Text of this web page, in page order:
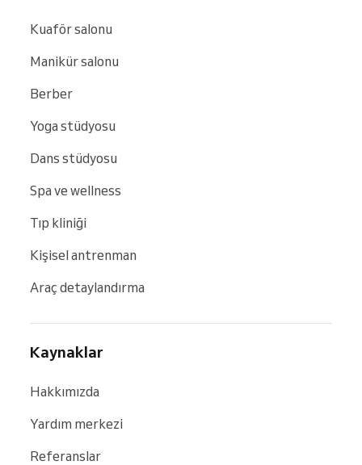
Kuaför salonu
Manikür salonu
Berber
Yoga stüdyosu
Dans stüdyosu
Spa ve wellness
Tıp kliniği
Kişisel antrenman
Araç detaylandırma
Kaynaklar
Hakkımızda
Yardım merkezi
Referanslar